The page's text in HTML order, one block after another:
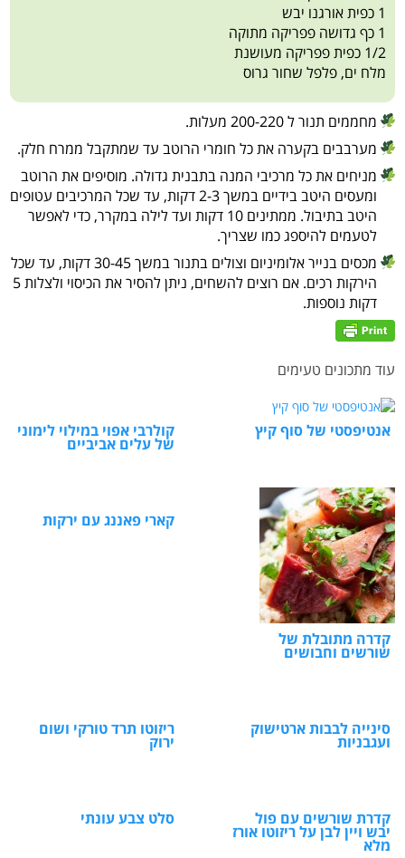
1 כפית אורגנו יבש
1 כף גדושה פפריקה מתוקה
1/2 כפית פפריקה מעושנת
מלח ים, פלפל שחור גרוס
מחממים תנור ל 200-220 מעלות.
מערבבים בקערה את כל חומרי הרוטב עד שמתקבל ממרח חלק.
מניחים את כל מרכיבי המנה בתבנית גדולה. מוסיפים את הרוטב
ומעסים היטב בידיים במשך 2-3 דקות, עד שכל המרכיבים עטופים
היטב בתיבול. ממתינים 10 דקות ועד לילה במקרר, כדי לאפשר
לטעמים להיספג כמו שצריך.
מכסים בנייר אלומיניום וצולים בתנור במשך 30-45 דקות, עד שכל
הירקות רכים. אם רוצים להשחים, ניתן להסיר את הכיסוי ולצלות 5
דקות נוספות.
עוד מתכונים טעימים
אנטיפסטי של סוף קיץ קולרבי אפוי במילוי לימוני
של עלים אביביים
קדרה מתובלת של
שורשים וחבושים
קארי פאננג עם ירקות
סינייה לבבות ארטישוק
ועגבניות
ריזוטו תרד טורקי ושום
ירוק
קדרת שורשים עם פול
יבש ויין לבן על ריזוטו אורז
מלא
סלט צבע עונתי